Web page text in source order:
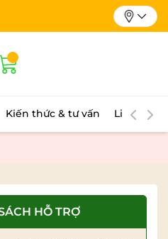
Kiến thức & tư vấn Liên hệ
HỖ TRỢ